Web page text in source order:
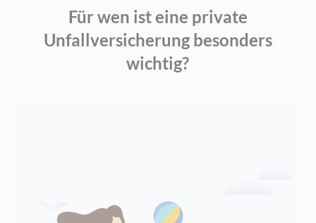
Für wen ist eine private
Unfallversicherung besonders
wichtig?